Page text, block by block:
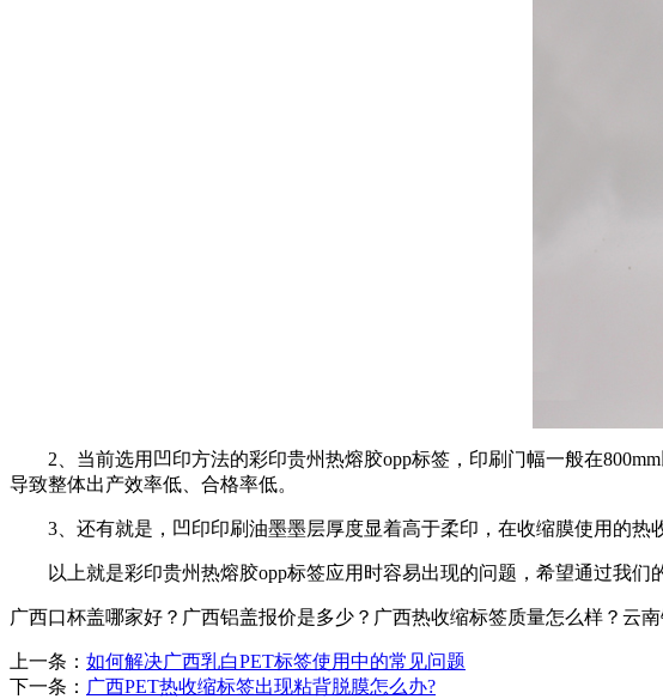
2、当前选用凹印方法的彩印贵州热熔胶opp标签，印刷门幅一般在
导致整体出产效率低、合格率低。
3、还有就是，凹印印刷油墨墨层厚度显着高于柔印，在收缩膜使用的
以上就是彩印贵州热熔胶opp标签应用时容易出现的问题，希望通过我们
广西口杯盖哪家好？广西铝盖报价是多少？广西热收缩标签质量怎么样？云
上一条： 如何解决广西乳白PET标签使用中的常见问题
下一条： 广西PET热收缩标签出现粘背脱膜怎么办?